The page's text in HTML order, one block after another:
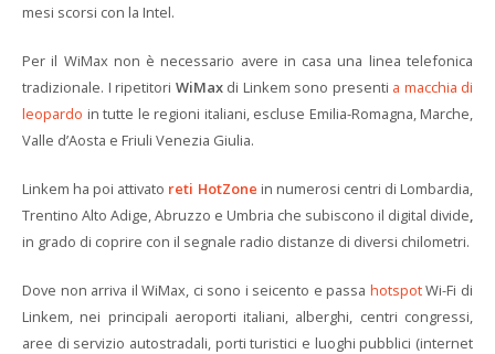
mesi scorsi con la Intel.
Per il WiMax non è necessario avere in casa una linea telefonica
tradizionale. I ripetitori WiMaxdi Linkem sono presenti a macchia di
leopardo in tutte le regioni italiani, escluse Emilia-Romagna, Marche,
Valle d’Aosta e Friuli Venezia Giulia.
Linkem ha poi attivato reti HotZone in numerosi centri di Lombardia,
Trentino Alto Adige, Abruzzo e Umbria che subiscono il digital divide,
in grado di coprire con il segnale radio distanze di diversi chilometri.
Dove non arriva il WiMax, ci sono i seicento e passa hotspotWi-Fi di
Linkem, nei principali aeroporti italiani, alberghi, centri congressi,
aree di servizio autostradali, porti turistici e luoghi pubblici (internet